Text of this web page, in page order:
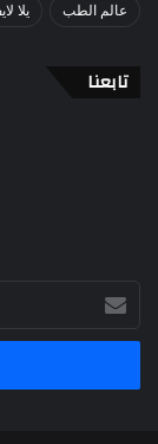
عالم الطب يلا
تابعنا
بريدك
الإلكتروني